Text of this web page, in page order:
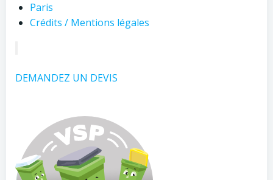
Paris
Crédits / Mentions légales
DEMANDEZ UN DEVIS